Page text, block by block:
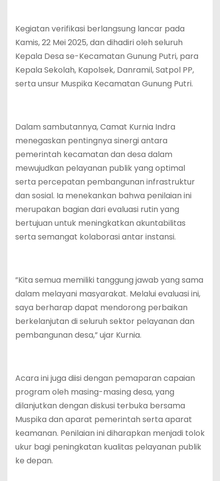
‎Kegiatan verifikasi berlangsung lancar pada
Kamis, 22 Mei 2025, dan dihadiri oleh seluruh
Kepala Desa se-Kecamatan Gunung Putri, para
Kepala Sekolah, Kapolsek, Danramil, Satpol PP,
serta unsur Muspika Kecamatan Gunung Putri.
‎Dalam sambutannya, Camat Kurnia Indra
menegaskan pentingnya sinergi antara
pemerintah kecamatan dan desa dalam
mewujudkan pelayanan publik yang optimal
serta percepatan pembangunan infrastruktur
dan sosial. Ia menekankan bahwa penilaian ini
merupakan bagian dari evaluasi rutin yang
bertujuan untuk meningkatkan akuntabilitas
serta semangat kolaborasi antar instansi.
‎”Kita semua memiliki tanggung jawab yang sama
dalam melayani masyarakat. Melalui evaluasi ini,
saya berharap dapat mendorong perbaikan
berkelanjutan di seluruh sektor pelayanan dan
pembangunan desa,” ujar Kurnia.
‎Acara ini juga diisi dengan pemaparan capaian
program oleh masing-masing desa, yang
dilanjutkan dengan diskusi terbuka bersama
Muspika dan aparat pemerintah serta aparat
keamanan. Penilaian ini diharapkan menjadi tolok
ukur bagi peningkatan kualitas pelayanan publik
ke depan.